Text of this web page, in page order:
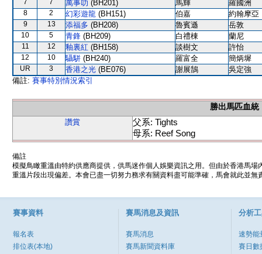
7 7 萬事叻 (BH201) 馬輝 羅國洲
8 2 幻彩遊龍 (BH151) 伯嘉 約翰摩亞
9 13 添福多 (BH208) 魯賓遜 岳敦
10 5 青鋒 (BH209) 白禮棟 蘭尼
11 12 釉裏紅 (BH158) 談樹文 許怡
12 10 䯀駢 (BH240) 羅富全 簡炳墀
UR 3 香港之光 (BE076) 謝展鵠
吳定強
備註: 賽事特別情況索引
勝出馬匹血統
讚賞
父系: Tights
母系: Reef Song
備註
模擬鳥瞰重溫由特約供應商提供，供馬迷作個人娛樂資訊之用。但由於香港馬
重溫片段出現偏差。本會已盡一切努力務求有關資料盡可能準確，馬會就此並
賽事資料
報名表
排位表(本地)
賽馬消息及資訊
賽馬消息
賽馬新聞資料庫
分析
速勢能
賽日數